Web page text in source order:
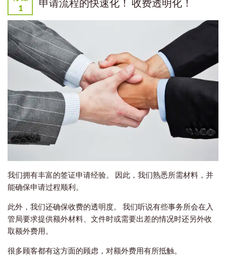
申请流程的快速化！ 收费透明化！
我们拥有丰富的签证申请经验。 因此，我们熟悉所需材料，并
能确保申请过程顺利。
此外，我们还确保收费的透明度。 我们听说有些事务所会在入
管局要求提供额外材料、文件时或需要出差的情况时还另外收
取额外费用。
很多顾客都有这方面的顾虑，对额外费用有所抵触。